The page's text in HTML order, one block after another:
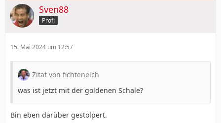
Sven88
Profi
15. Mai 2024 um 12:57
Zitat von fichtenelch
was ist jetzt mit der goldenen Schale?
Bin eben darüber gestolpert.